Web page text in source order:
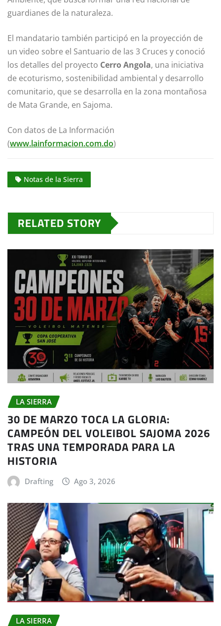
guardianes de la naturaleza.
El mandatario también participó en la proyección de
un video sobre el Santuario de las 3 Cruces y conoció
los detalles del proyecto Cerro Angola, una iniciativa
de ecoturismo, sostenibilidad ambiental y desarrollo
comunitario, que se desarrolla en la zona montañosa
de Mata Grande, en Sajoma.
Con datos de La Información
(www.lainformacion.com.do)
Notas de la Sierra
RELATED STORY
LA SIERRA
30 DE MARZO TOCA LA GLORIA:
CAMPEÓN DEL VOLEIBOL SAJOMA 2026
TRAS UNA TEMPORADA PARA LA
HISTORIA
Drafting Ago 3, 2026
LA SIERRA